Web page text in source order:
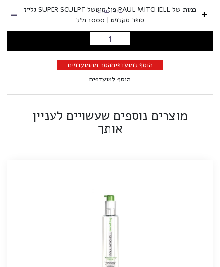
+
כמות של PAUL MITCHELL פול מיטשל SUPER SCULPT גלייז
סופר סקלפט | 1000 מ"ל
בחרו כמות -
הוספה לסל
הוסף למועדפיםהסר מהמועדפים
הוסף למועדפים
מוצרים נוספים שעשויים לעניין
אותך